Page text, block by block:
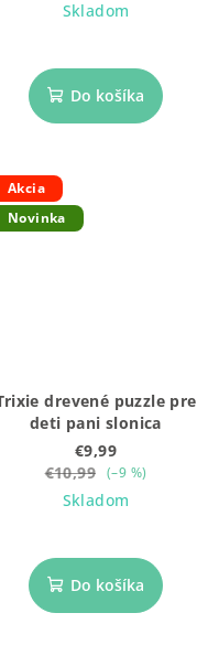
Skladom
Do košíka
Akcia
Novinka
drevené puzzle pre
deti pani slonica
€9,99
€10,99 (–9 %)
Skladom
Do košíka